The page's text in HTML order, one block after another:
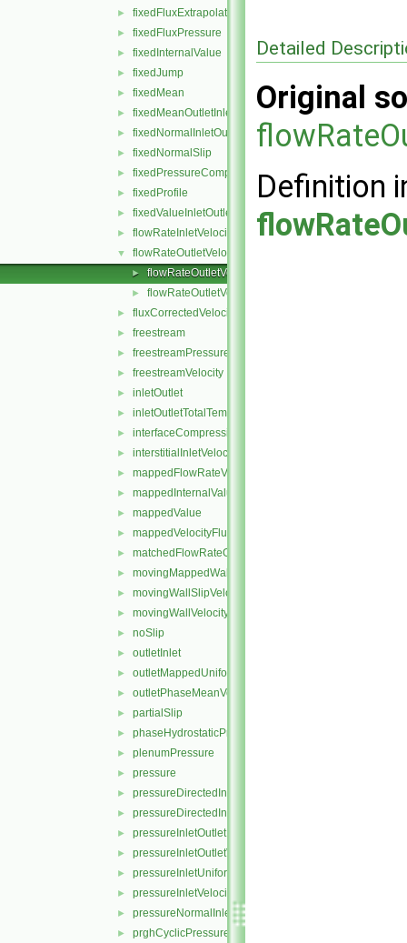
► fixedFluxExtrapolatedPressure
► fixedFluxPressure
► fixedInternalValue
► fixedJump
► fixedMean
► fixedMeanOutletInlet
► fixedNormalInletOutletVelocity
► fixedNormalSlip
► fixedPressureCompressibleDensity
► fixedProfile
► fixedValueInletOutlet
► flowRateInletVelocity
▼ flowRateOutletVelocity
► flowRateOutletVelocityFvPatchVectorField.C
► flowRateOutletVelocityFvPatchVectorField.H
► fluxCorrectedVelocity
► freestream
► freestreamPressure
► freestreamVelocity
► inletOutlet
► inletOutletTotalTemperature
► interfaceCompression
► interstitialInletVelocity
► mappedFlowRateVelocity
► mappedInternalValue
► mappedValue
► mappedVelocityFlux
► matchedFlowRateOutletVelocity
► movingMappedWallVelocity
► movingWallSlipVelocity
► movingWallVelocity
► noSlip
► outletInlet
► outletMappedUniformInlet
► outletPhaseMeanVelocity
► partialSlip
► phaseHydrostaticPressure
► plenumPressure
► pressure
► pressureDirectedInletOutletVelocity
► pressureDirectedInletVelocity
► pressureInletOutletParSlipVelocity
► pressureInletOutletVelocity
► pressureInletUniformVelocity
► pressureInletVelocity
► pressureNormalInletOutletVelocity
► prghCyclicPressure
Detailed
Original
Definition